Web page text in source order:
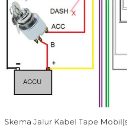
Skema Jalur Kabel Tape